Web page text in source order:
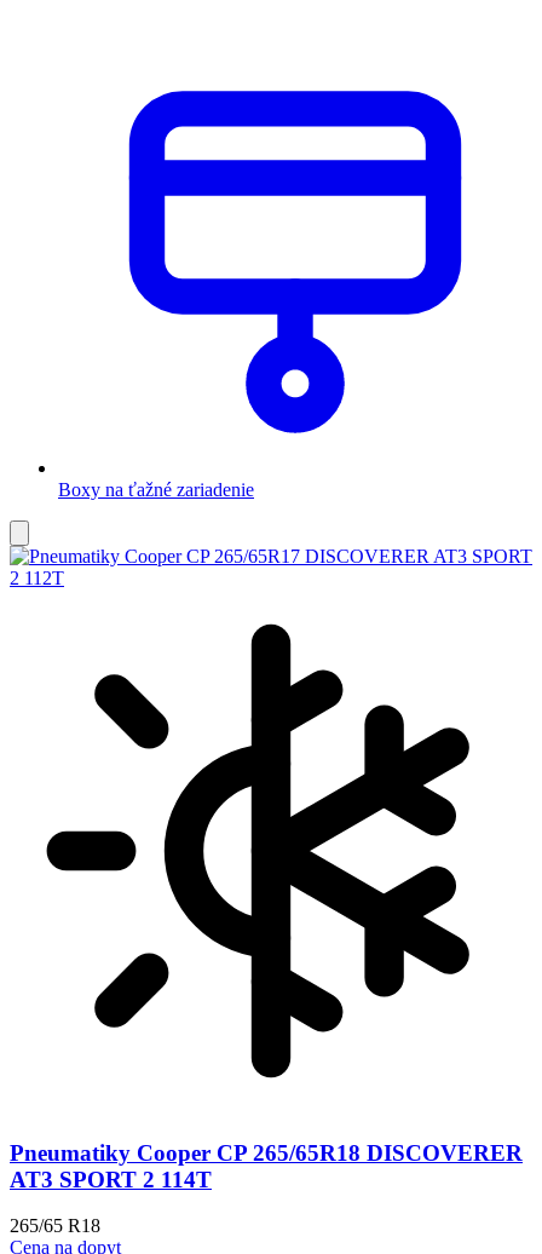
Boxy na ťažné zariadenie
do
obľúbených
Pneumatiky Cooper CP 265/65R18 DISCOVERER
AT3 SPORT 2 114T
265/65 R18
Cena na dopyt